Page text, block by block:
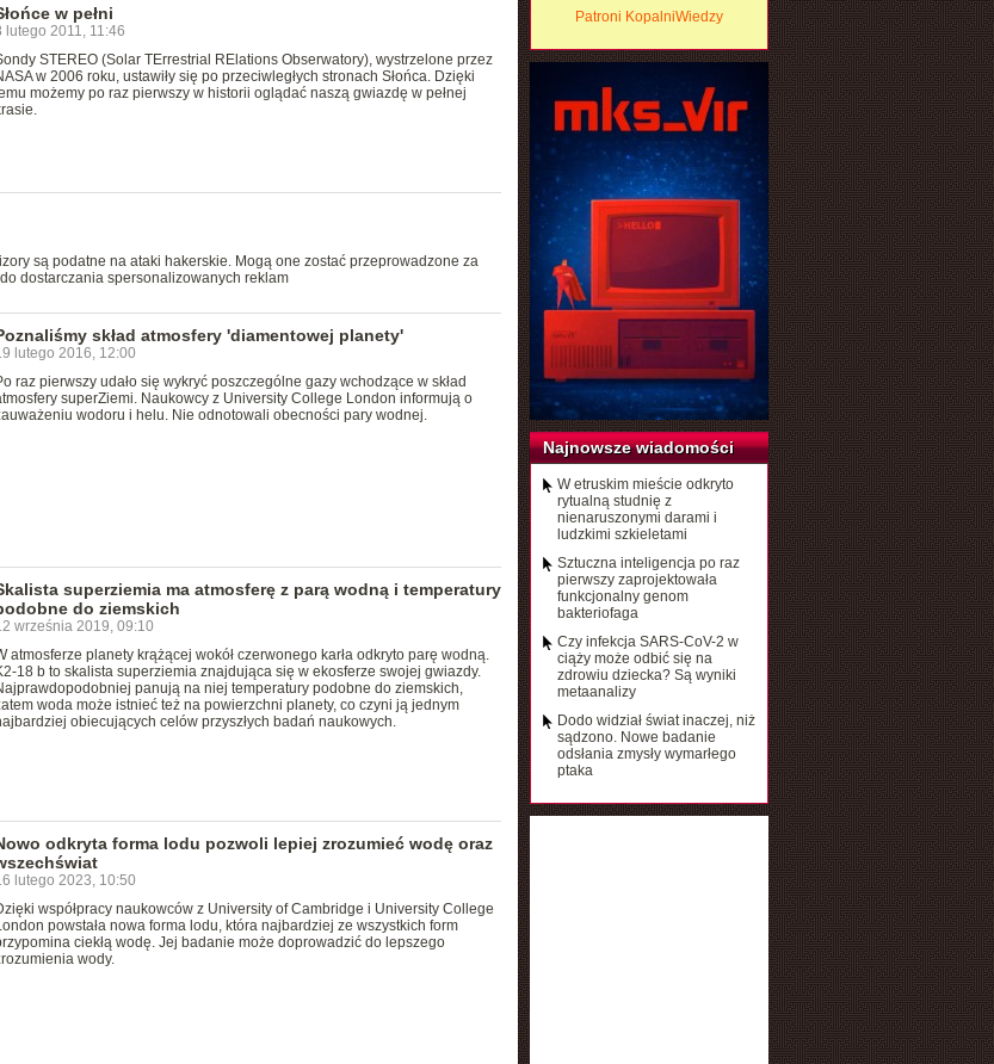
w pełni
lutego 2011, 11:46
STEREO (Solar TErrestrial RElations Obserwatory), wystrzelone przez
w 2006 roku, ustawiły się po przeciwległych stronach Słońca. Dzięki
możemy po raz pierwszy w historii oglądać naszą gwiazdę w pełnej
są podatne na ataki hakerskie. Mogą one zostać przeprowadzone za
dostarczania spersonalizowanych reklam
skład atmosfery 'diamentowej planety'
lutego 2016, 12:00
raz pierwszy udało się wykryć poszczególne gazy wchodzące w skład
superZiemi. Naukowcy z University College London informują o
wodoru i helu. Nie odnotowali obecności pary wodnej.
superziemia ma atmosferę z parą wodną i temperatury
do ziemskich
września 2019, 09:10
atmosferze planety krążącej wokół czerwonego karła odkryto parę wodną.
18 b to skalista superziemia znajdująca się w ekosferze swojej gwiazdy.
panują na niej temperatury podobne do ziemskich,
woda może istnieć też na powierzchni planety, co czyni ją jednym
obiecujących celów przyszłych badań naukowych.
odkryta forma lodu pozwoli lepiej zrozumieć wodę oraz
lutego 2023, 10:50
współpracy naukowców z University of Cambridge i University College
powstała nowa forma lodu, która najbardziej ze wszystkich form
ciekłą wodę. Jej badanie może doprowadzić do lepszego
wody.
Patroni KopalniWiedzy
Najnowsze wiadomości
W etruskim mieście odkryto
rytualną studnię z
nienaruszonymi darami i
ludzkimi szkieletami
Sztuczna inteligencja po raz
pierwszy zaprojektowała
funkcjonalny genom
bakteriofaga
Czy infekcja SARS-CoV-2 w
ciąży może odbić się na
zdrowiu dziecka? Są wyniki
metaanalizy
Dodo widział świat inaczej, niż
sądzono. Nowe badanie
odsłania zmysły wymarłego
ptaka